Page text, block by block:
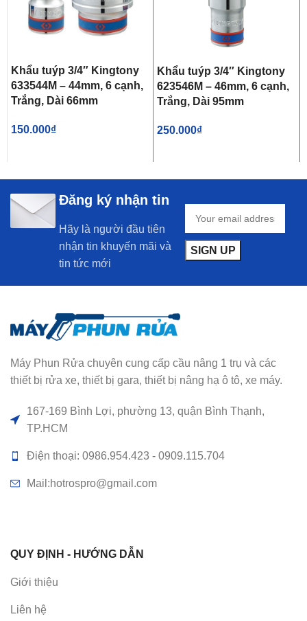
Khẩu tuýp 3/4″ Kingtony
633544M – 44mm, 6 cạnh,
Trắng, Dài 66mm
150.000₫
Khẩu tuýp 3/4″ Kingtony
623546M – 46mm, 6 cạnh,
Trắng, Dài 95mm
250.000₫
Đăng ký nhận tin
Hãy là người đầu tiên
nhận tin khuyến mãi và
tin tức mới
Máy Phun Rửa chuyên cung cấp cầu nâng 1 trụ và các
thiết bị rửa xe, thiết bị gara, thiết bị nâng hạ ô tô, xe máy.
167-169 Bình Lợi, phường 13, quận Bình Thạnh,
TP.HCM
Điện thoại: 0986.954.423 - 0909.115.704
Mail:hotrospro@gmail.com
QUY ĐỊNH - HƯỚNG DẪN
Giới thiệu
Liên hệ